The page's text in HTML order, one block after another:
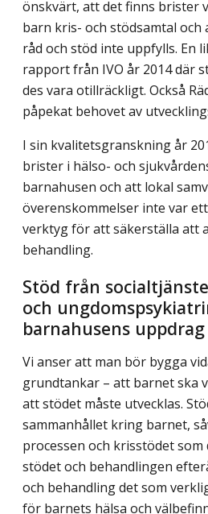
önskvärt, att det finns brister
barn kris- och stödsamtal och
råd och stöd inte uppfylls. En
rapport från IVO år 2014 där
des vara otillräckligt. Också
påpekat behovet av
I sin kvalitetsgranskning år
brister i hälso- och
barnahusen och att lokal
överenskommelser inte var
verktyg för att säkerställa att
behandling.
Stöd från
och
barnahusens uppdrag
Vi anser att man bör bygga
grundtankar – att barnet ska
att stödet måste utvecklas.
sammanhållet kring barnet,
processen och krisstödet som
stödet och behand­lingen
och behandling det som
för barnets hälsa och